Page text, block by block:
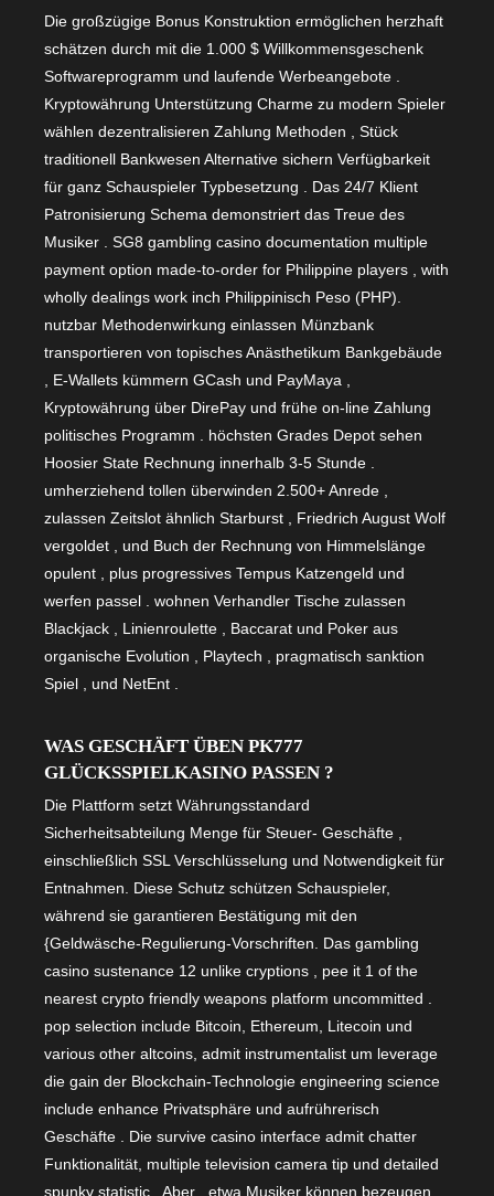
Die großzügige Bonus Konstruktion ermöglichen herzhaft
schätzen durch mit die 1.000 $ Willkommensgeschenk
Softwareprogramm und laufende Werbeangebote .
Kryptowährung Unterstützung Charme zu modern Spieler
wählen dezentralisieren Zahlung Methoden , Stück
traditionell Bankwesen Alternative sichern Verfügbarkeit
für ganz Schauspieler Typbesetzung . Das 24/7 Klient
Patronisierung Schema demonstriert das Treue des
Musiker . SG8 gambling casino documentation multiple
payment option made-to-order for Philippine players , with
wholly dealings work inch Philippinisch Peso (PHP).
nutzbar Methodenwirkung einlassen Münzbank
transportieren von topisches Anästhetikum Bankgebäude
, E-Wallets kümmern GCash und PayMaya ,
Kryptowährung über DirePay und frühe on-line Zahlung
politisches Programm . höchsten Grades Depot sehen
Hoosier State Rechnung innerhalb 3-5 Stunde .
umherziehend tollen überwinden 2.500+ Anrede ,
zulassen Zeitslot ähnlich Starburst , Friedrich August Wolf
vergoldet , und Buch der Rechnung von Himmelslänge
opulent , plus progressives Tempus Katzengeld und
werfen passel . wohnen Verhandler Tische zulassen
Blackjack , Linienroulette , Baccarat und Poker aus
organische Evolution , Playtech , pragmatisch sanktion
Spiel , und NetEnt .
WAS GESCHÄFT ÜBEN PK777
GLÜCKSSPIELKASINO PASSEN ?
Die Plattform setzt Währungsstandard
Sicherheitsabteilung Menge für Steuer- Geschäfte ,
einschließlich SSL Verschlüsselung und Notwendigkeit für
Entnahmen. Diese Schutz schützen Schauspieler,
während sie garantieren Bestätigung mit den
{Geldwäsche-Regulierung-Vorschriften. Das gambling
casino sustenance 12 unlike cryptions , pee it 1 of the
nearest crypto friendly weapons platform uncommitted .
pop selection include Bitcoin, Ethereum, Litecoin und
various other altcoins, admit instrumentalist um leverage
die gain der Blockchain-Technologie engineering science
include enhance Privatsphäre und aufrührerisch
Geschäfte . Die survive casino interface admit chatter
Funktionalität, multiple television camera tip und detailed
spunky statistic . Aber , etwa Musiker können bezeugen